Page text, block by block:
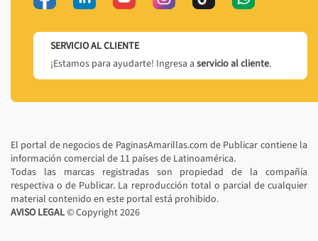
SERVICIO AL CLIENTE
¡Estamos para ayudarte! Ingresa a servicio al cliente.
El portal de negocios de PaginasAmarillas.com de Publicar contiene la
información comercial de 11 países de Latinoamérica.
Todas las marcas registradas son propiedad de la compañía
respectiva o de Publicar. La reproducción total o parcial de cualquier
material contenido en este portal está prohibido.
AVISO LEGAL© Copyright2026